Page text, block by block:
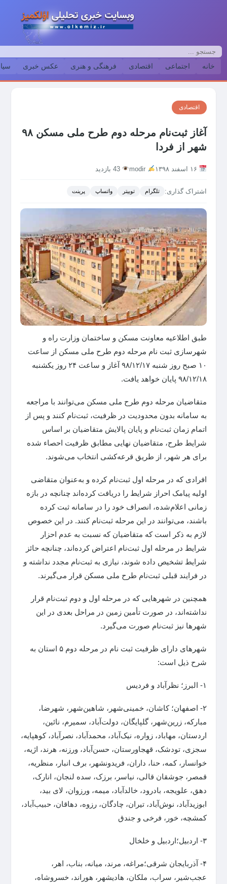
خانه اجتماعی اقتصادی فرهنگی و هنری عکس خبری
اقتصادی
آغاز ثبت‌نام مرحله دوم طرح ملی مسکن ۹۸
شهر از فردا
43 بازدید
اشتراک گذاری: تلگرام توییتر واتساپ پرینت
طبق اطلاعیه معاونت مسکن و ساختمان وزارت راه و
شهرسازی ثبت نام مرحله دوم طرح ملی مسکن از ساعت
۱۰ صبح روز شنبه ۹۸/۱۲/۱۷ آغاز و ساعت ۲۴ روز یکشنبه
۹۸/۱۲/۱۸ پایان خواهد یافت.
متقاضیان مرحله دوم طرح ملی مسکن می‌توانند با مراجعه
به سامانه بدون محدودیت در ظرفیت، ثبت‌نام کنند و پس از
اتمام زمان ثبت‌نام و پایان پالایش متقاضیان بر اساس
شرایط طرح، متقاضیان نهایی مطابق ظرفیت احصاء شده
برای هر شهر، از طریق قرعه‌کشی انتخاب می‌شوند.
افرادی که در مرحله اول ثبت‌نام کرده و به‌عنوان متقاضی
اولیه پیامک احراز شرایط را دریافت کرده‌اند چنانچه در بازه
زمانی اعلام‌شده، انصراف خود را در سامانه ثبت کرده
باشند، می‌توانند در این مرحله ثبت‌نام کنند. در این خصوص
لازم به ذکر است که متقاضیان که نسبت به عدم احزار
شرایط در مرحله اول ثبت‌نام اعتراض کرده‌اند، چنانچه حائز
شرایط تشخیص داده شوند، نیازی به ثبت‌نام مجدد نداشته و
در فرایند قبلی ثبت‌نام طرح ملی مسکن قرار می‌گیرند.
همچنین در شهرهایی که در مرحله اول و دوم ثبت‌نام قرار
نداشته‌اند، در صورت تأمین زمین در مراحل بعدی در این
شهرها نیز ثبت‌نام صورت می‌گیرد.
شهرهای دارای ظرفیت ثبت نام در مرحله دوم ۵ استان به
شرح ذیل است:
۱- البرز؛ نظرآباد و فردیس
۲- اصفهان؛ کاشان، خمینی‌شهر، شاهین‌شهر، شهرضا،
مبارکه، زرین‌شهر، گلپایگان، دولت‌آباد، سمیرم، نائین،
اردستان، مهاباد، زواره، نیک‌آباد، محمدآباد، نصرآباد، کوهپایه،
سجزی، تودشک، قهجاورستان، حسن‌آباد، ورزنه، هرند، اژیه،
خوانسار، کمه، حنا، داران، فریدونشهر، برف انبار، منظریه،
قمصر، جوشقان قالی، نیاسر، برزک، سده لنجان، انارک،
دهق، علویجه، بادرود، خالدآباد، میمه، ورزوان، لای بید،
ابوزیدآباد، نوش‌آباد، تیران، چادگان، رزوه، دهاقان، حبیب‌آباد،
کمشچه، خور، فرخی و جندق
۳- اردبیل؛اردبیل و خلخال
۴- آذربایجان شرقی؛مراغه، مرند، میانه، بناب، اهر،
عجب‌شیر، سراب، ملکان، هادیشهر، هوراند، خسروشاه،